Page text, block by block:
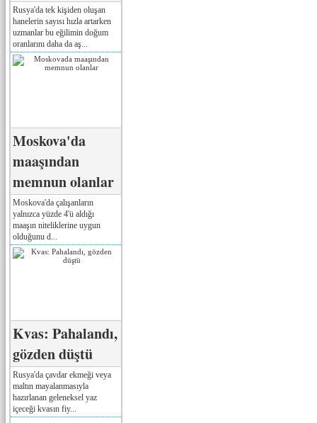
Rusya'da tek kişiden oluşan
hanelerin sayısı hızla artarken
uzmanlar bu eğilimin doğum
oranlarını daha da aş...
Moskova'da
maaşından
memnun olanlar
Moskova'da çalışanların
yalnızca yüzde 4'ü aldığı
maaşın niteliklerine uygun
olduğunu d...
Kvas: Pahalandı,
gözden düştü
Rusya'da çavdar ekmeği veya
maltın mayalanmasıyla
hazırlanan geleneksel yaz
içeceği kvasın fiy...